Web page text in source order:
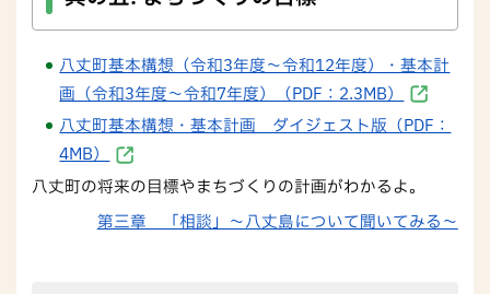
八丈町基本構想（令和3年度～令和12年度）・基本計
画（令和3年度～令和7年度）（PDF：2.3MB）
八丈町基本構想・基本計画 ダイジェスト版（PDF：
4MB）
八丈町の将来の目標やまちづくりの計画がわかるよ。
第三章 「相談」～八丈島について聞いてみる～